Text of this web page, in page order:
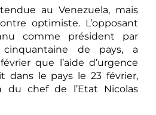
au Venezuela, mais
optimiste. L’opposant
comme président par
de pays, a
que l’aide d’urgence
dans le pays le 23 février,
du chef de l’Etat Nicolas